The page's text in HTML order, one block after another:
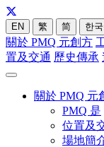
EN 繁 简 한
關於 PMQ 元創方
置及交通 歷史傳承
關於 PMQ 元
PMQ 是
位置及
場地簡